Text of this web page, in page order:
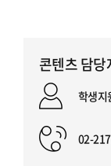
콘텐츠 담당
학생지
02-